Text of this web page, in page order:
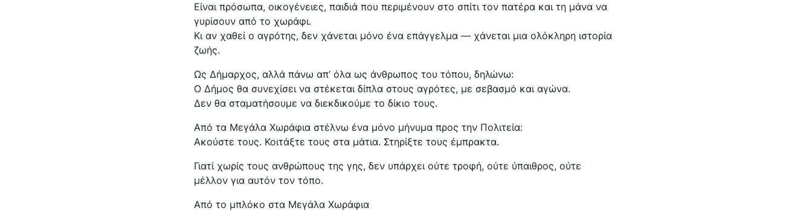
Είναι πρόσωπα, οικογένειες, παιδιά που περιμένουν στο σπίτι τον πατέρα και τη μάνα να
γυρίσουν από το χωράφι.
Κι αν χαθεί ο αγρότης, δεν χάνεται μόνο ένα επάγγελμα — χάνεται μια ολόκληρη ιστορία
ζωής.
Ως Δήμαρχος, αλλά πάνω απ’ όλα ως άνθρωπος του τόπου, δηλώνω:
Ο Δήμος θα συνεχίσει να στέκεται δίπλα στους αγρότες, με σεβασμό και αγώνα.
Δεν θα σταματήσουμε να διεκδικούμε το δίκιο τους.
Από τα Μεγάλα Χωράφια στέλνω ένα μόνο μήνυμα προς την Πολιτεία:
Ακούστε τους. Κοιτάξτε τους στα μάτια. Στηρίξτε τους έμπρακτα.
Γιατί χωρίς τους ανθρώπους της γης, δεν υπάρχει ούτε τροφή, ούτε ύπαιθρος, ούτε
μέλλον για αυτόν τον τόπο.
Από το μπλόκο στα Μεγάλα Χωράφια